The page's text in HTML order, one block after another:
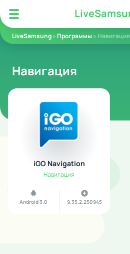
LiveSamsung
LiveSamsung»Программы » Навигация
Навигация
iGO Navigation
Навигация
Android 3.0 9.35.2.250945
LiveSamsung
LS